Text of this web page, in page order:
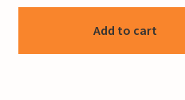
Add to cart